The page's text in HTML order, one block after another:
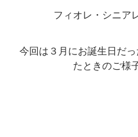
フィオレ・シニア
今回は３月にお誕生日だ
たときのご様